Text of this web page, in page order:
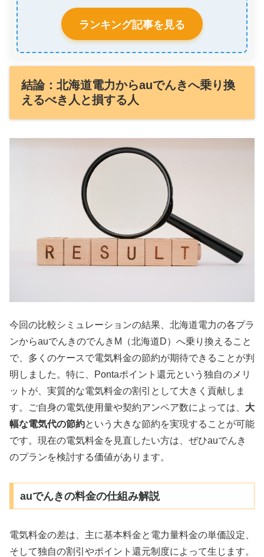
ランキング記事を見る
結論：北海道電力からauでんきへ乗り換
えるべき人と損する人
今回の比較シミュレーションの結果、北海道電力の各プラ
ンからauでんきのでんきM（北海道D）へ乗り換えること
で、多くのケースで電気料金の節約が期待できることが判
明しました。特に、Pontaポイント還元という独自のメリ
ットが、実質的な電気料金の割引として大きく貢献しま
す。ご自身の電気使用量や契約アンペア数によっては、 大
幅な電気代の節約という大きな節約を実現することが可能
です。現在の電気料金を見直したい方は、ぜひauでんき
のプランを検討する価値があります。
auでんきの料金の仕組み解説
電気料金の差は、主に基本料金と電力量料金の単価設定、
そして独自の割引やポイント還元制度によって生じます。